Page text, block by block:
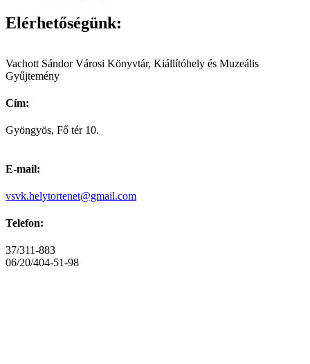
Elérhetőségünk:
Vachott Sándor Városi Könyvtár, Kiállítóhely és Muzeális
Gyűjtemény
Cím:
Gyöngyös, Fő tér 10.
E-mail:
vsvk.helytortenet@gmail.com
Telefon:
37/311-883
06/20/404-51-98